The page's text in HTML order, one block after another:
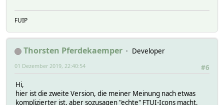
FUIP
Thorsten Pferdekaemper
Developer
#6
01 Dezember 2019, 22:40:54
Hi,
hier ist die zweite Version, die meiner Meinung nach etwas
komplizierter ist, aber sozusagen "echte" FTUI-Icons macht,